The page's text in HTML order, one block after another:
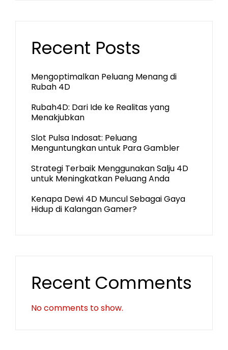
Recent Posts
Mengoptimalkan Peluang Menang di
Rubah 4D
Rubah4D: Dari Ide ke Realitas yang
Menakjubkan
Slot Pulsa Indosat: Peluang
Menguntungkan untuk Para Gambler
Strategi Terbaik Menggunakan Salju 4D
untuk Meningkatkan Peluang Anda
Kenapa Dewi 4D Muncul Sebagai Gaya
Hidup di Kalangan Gamer?
Recent Comments
No comments to show.